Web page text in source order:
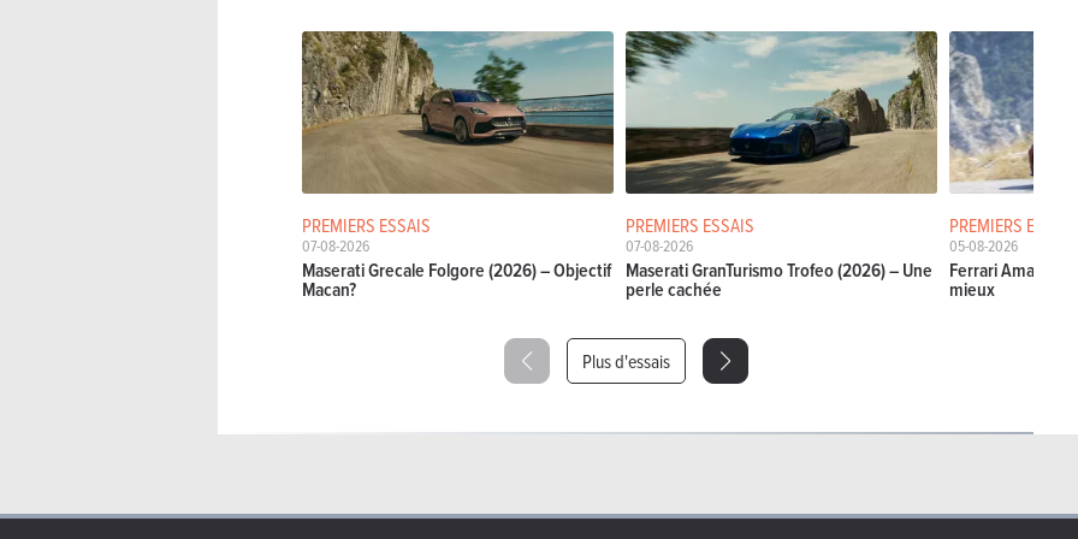
PREMIERS ESSAIS
07-08-2026
Maserati Grecale Folgore (2026) – Objectif
Macan?
PREMIERS ESSAIS
07-08-2026
Maserati GranTurismo Trofeo (2026) – Une
perle cachée
PREMIERS ESSAIS
05-08-2026
Ferrari Amalfi
mieux
Plus d'essais